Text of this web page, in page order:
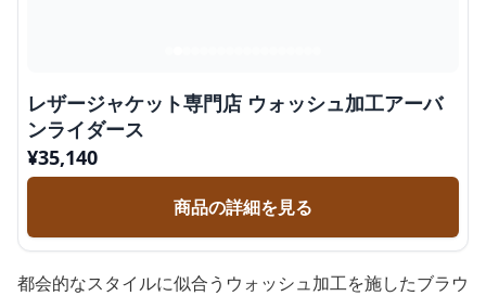
レザージャケット専門店 ウォッシュ加工アーバ
ンライダース
¥35,140
商品の詳細を見る
都会的なスタイルに似合うウォッシュ加工を施したブラウ